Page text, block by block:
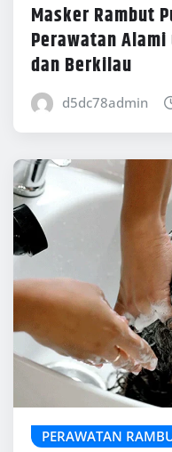
Masker Rambut
Perawatan
dan Berkilau
d5dc78admin
PERAWATAN